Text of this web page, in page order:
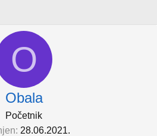
O
Obala
Početnik
28.06.2021.